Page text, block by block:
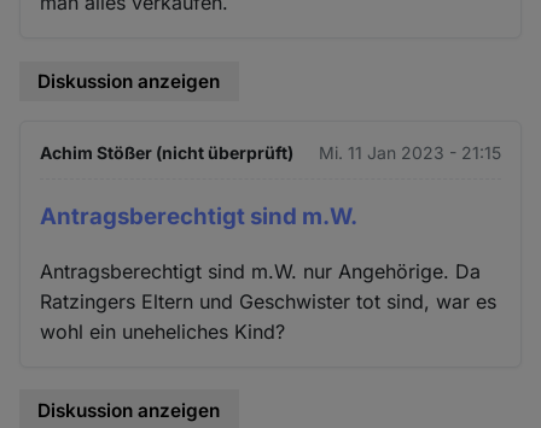
Diskussion anzeigen
Achim Stößer (nicht überprüft) Mi. 11 Jan 2023 - 21:15
Antragsberechtigt sind m.W.
Antragsberechtigt sind m.W. nur Angehörige. Da
Ratzingers Eltern und Geschwister tot sind, war es
wohl ein uneheliches Kind?
Diskussion anzeigen